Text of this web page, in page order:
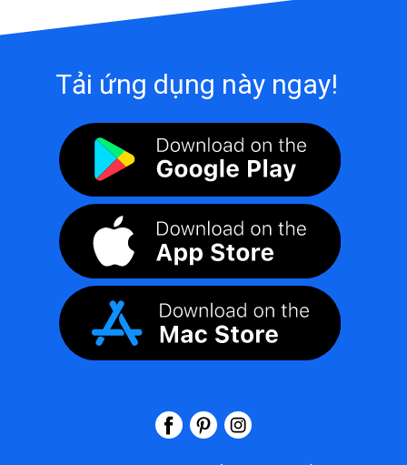
Tải ứng dụng này ngay!